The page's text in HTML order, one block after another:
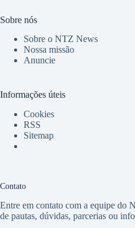
Sobre nós
Sobre o NTZ News
Nossa missão
Anuncie
Informações úteis
Cookies
RSS
Sitemap
Contato
Entre em contato com a equipe do
de pautas, dúvidas, parcerias ou